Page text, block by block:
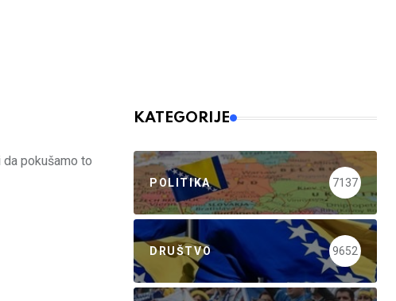
pokušamo to
KATEGORIJE
POLITIKA 7137
DRUŠTVO 9652